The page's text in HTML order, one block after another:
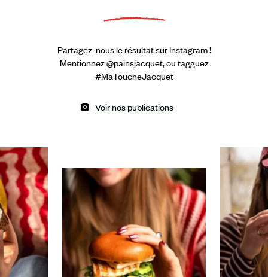
Partagez-nous le résultat sur Instagram !
Mentionnez @painsjacquet, ou tagguez
#MaToucheJacquet
Voir nos publications